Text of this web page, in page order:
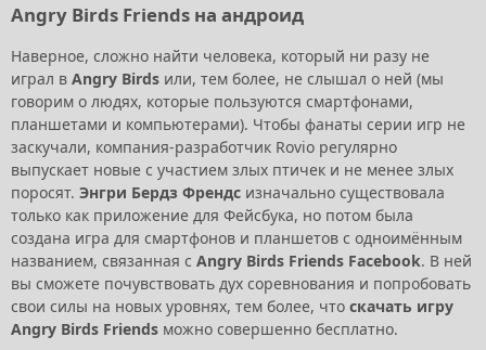
Angry Birds Friends на андроид
Наверное, сложно найти человека, который ни разу не
играл в Angry Birds или, тем более, не слышал о ней (мы
говорим о людях, которые пользуются смартфонами,
планшетами и компьютерами). Чтобы фанаты серии игр не
заскучали, компания-разработчик Rovio регулярно
выпускает новые с участием злых птичек и не менее злых
поросят. Энгри Бердз Френдс изначально существовала
только как приложение для Фейсбука, но потом была
создана игра для смартфонов и планшетов с одноимённым
названием, связанная с Angry Birds Friends Facebook. В ней
вы сможете почувствовать дух соревнования и попробовать
свои силы на новых уровнях, тем более, что скачать игру
Angry Birds Friends можно совершенно бесплатно.